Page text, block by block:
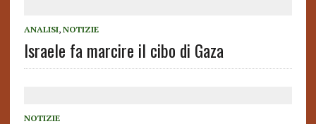
ANALISI, NOTIZIE
Israele fa marcire il cibo di Gaza
NOTIZIE